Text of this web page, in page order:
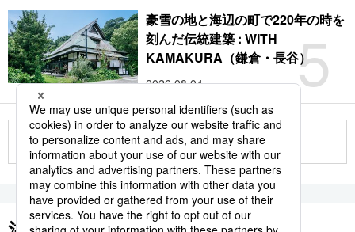
5
豪雪の地と海辺の町で220年の時を
刻んだ伝統建築 : WITH
KAMAKURA（鎌倉・長谷）
2026.08.04
もっと見る